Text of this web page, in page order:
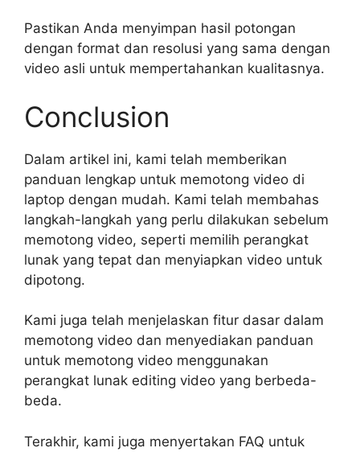
Pastikan Anda menyimpan hasil potongan
dengan format dan resolusi yang sama dengan
video asli untuk mempertahankan kualitasnya.
Conclusion
Dalam artikel ini, kami telah memberikan
panduan lengkap untuk memotong video di
laptop dengan mudah. Kami telah membahas
langkah-langkah yang perlu dilakukan sebelum
memotong video, seperti memilih perangkat
lunak yang tepat dan menyiapkan video untuk
dipotong.
Kami juga telah menjelaskan fitur dasar dalam
memotong video dan menyediakan panduan
untuk memotong video menggunakan
perangkat lunak editing video yang berbeda-
beda.
Terakhir, kami juga menyertakan FAQ untuk